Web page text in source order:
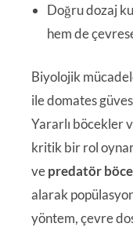
Doğru dozaj
hem de
Biyolojik
ile domates
Yararlı böcekler
kritik bir rol
vepredatör
alarak
yöntem, çevre